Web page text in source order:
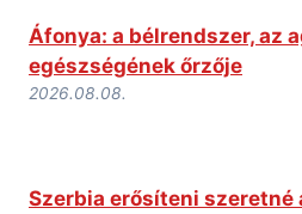
Áfonya: a bélrendszer, az
egészségének őrzője
2026.08.08.
Szerbia erősíteni